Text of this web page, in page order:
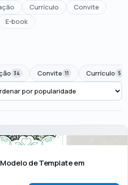
Currículo
Convite
E-book
34 Convite 11 Currículo 5
R$50 – R$100 Acima de R$100
de Template em